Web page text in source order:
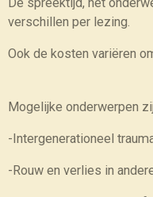
verschillen per lezing.
Ook de kosten variëren
Mogelijke onderwerpen
-Intergenerationeel
-Rouw en verlies in